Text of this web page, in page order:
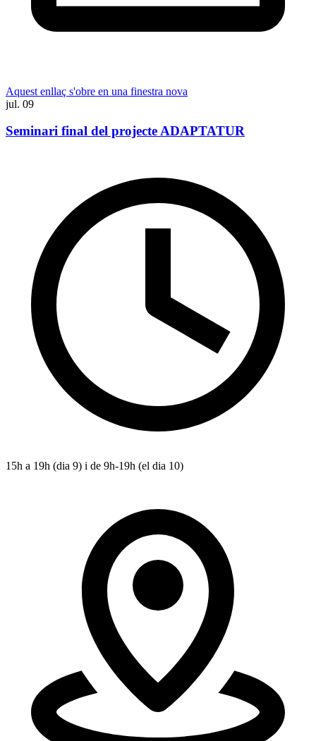
Aquest enllaç s'obre en una finestra nova
jul. 09
Seminari final del projecte ADAPTATUR
15h a 19h (dia 9) i de 9h-19h (el dia 10)